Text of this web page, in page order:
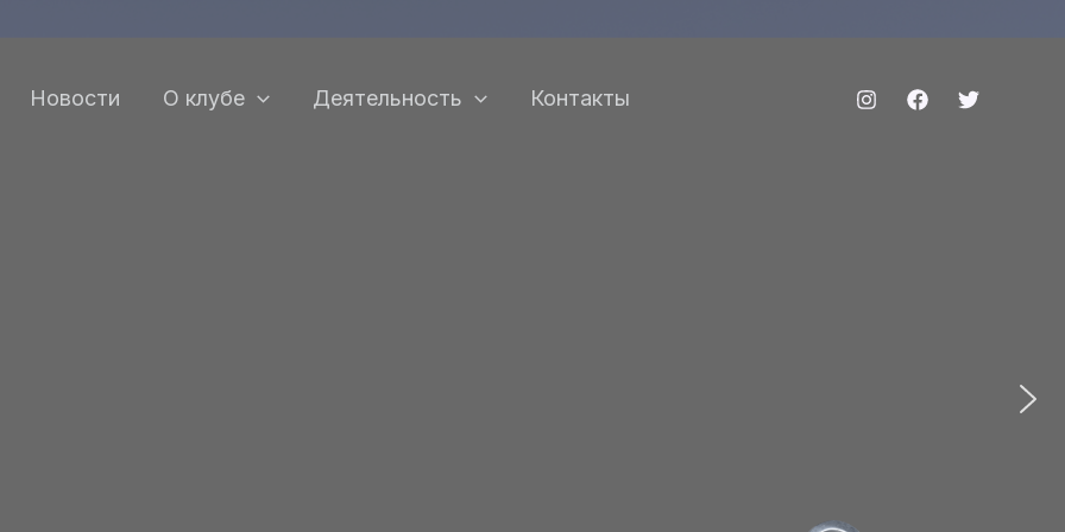
Новости О клубе Деятельность Контакты